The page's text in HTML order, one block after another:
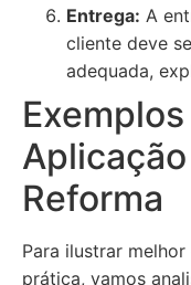
Entrega: A
cliente deve
adequada,
Reforma
Para ilustrar
prática, vamos